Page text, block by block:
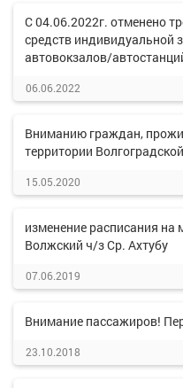
С 04.06.2022г. отменено
средств индивидуальной
автовокзалов/
06.06.2022
Вниманию граждан,
территории
15.05.2020
изменение расписания
Волжский ч/з Ср. Ахтубу
07.06.2019
Внимание пассажиров!
23.10.2018